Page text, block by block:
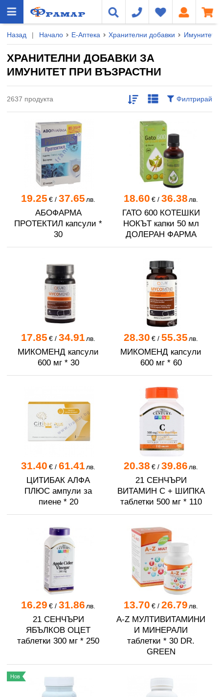
Назад | Начало Е-Аптека Хранителни добавки Имунитет
ХРАНИТЕЛНИ ДОБАВКИ ЗА
ИМУНИТЕТ ПРИ ВЪЗРАСТНИ
2637 продукта Филтрирай
19.25 €/ 37.65 лв.
АБОФАРМА
ПРОТЕКТИЛ капсули *
30
18.60 €/ 36.38 лв.
ГАТО 600 КОТЕШКИ
НОКЪТ капки 50 мл
ДОЛЕРАН ФАРМА
17.85 €/ 34.91лв.
МИКОМЕНД капсули
600 мг * 30
28.30 €/ 55.35 лв.
МИКОМЕНД капсули
600 мг * 60
31.40 €/ 61.41лв.
ЦИТИБАК АЛФА
ПЛЮС ампули за
пиене * 20
20.38 €/ 39.86 лв.
21 СЕНЧЪРИ
ВИТАМИН C + ШИПКА
таблетки 500 мг * 110
16.29 €/ 31.86 лв.
21 СЕНЧЪРИ
ЯБЪЛКОВ ОЦЕТ
таблетки 300 мг * 250
13.70 €/ 26.79 лв.
A-Z МУЛТИВИТАМИНИ
И МИНЕРАЛИ
таблетки * 30 DR.
GREEN
Нов